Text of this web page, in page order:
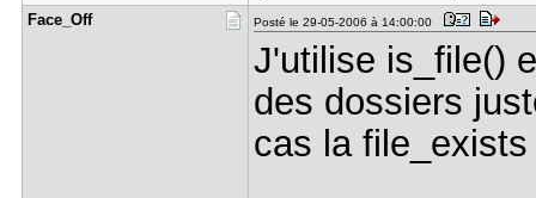
Face_Off Posté le 29-05-2006 à 14:00:00
J'utilise is_file()
des dossiers
cas la